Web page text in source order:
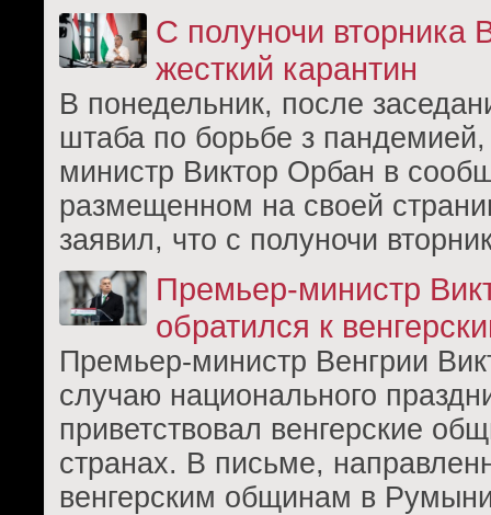
С полуночи вторника
жесткий карантин
В понедельник, после
штаба по борьбе з
министр Виктор Орбан в
размещенном на своей
заявил, что с полуночи
Премьер-министр
обратился к
Премьер-министр Венгрии
случаю национального
приветствовал венгерские
странах. В письме,
венгерским общинам в